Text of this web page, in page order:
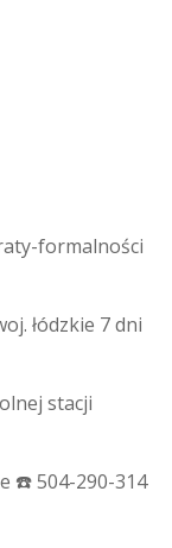
formalności
łódzkie 7 dni
stacji
☎️ 504-290-314